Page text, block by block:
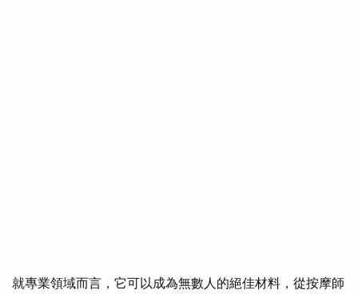
就專業領域而言，它可以成為無數人的絕佳材料，從按摩師